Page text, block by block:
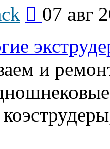
последнему
07 авг
и